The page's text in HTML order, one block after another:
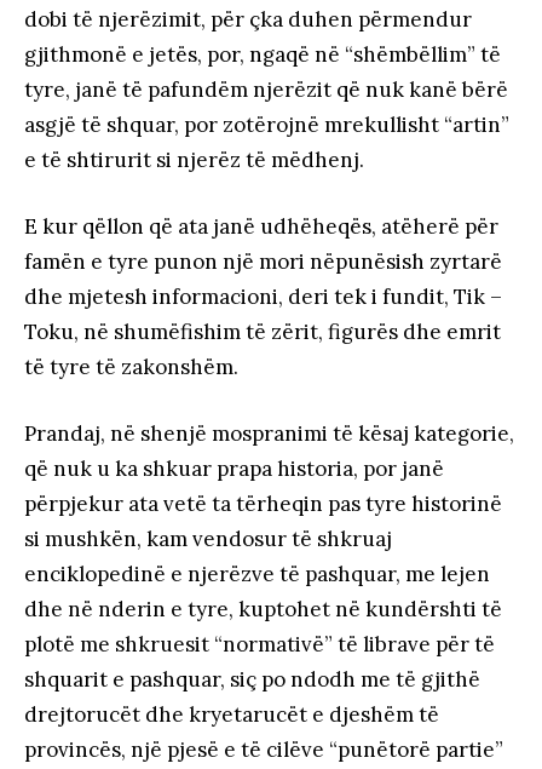
dobi të njerëzimit, për çka duhen përmendur
gjithmonë e jetës, por, ngaqë në “shëmbëllim” të
tyre, janë të pafundëm njerëzit që nuk kanë bërë
asgjë të shquar, por zotërojnë mrekullisht “artin”
e të shtirurit si njerëz të mëdhenj.
E kur qëllon që ata janë udhëheqës, atëherë për
famën e tyre punon një mori nëpunësish zyrtarë
dhe mjetesh informacioni, deri tek i fundit, Tik –
Toku, në shumëfishim të zërit, figurës dhe emrit
të tyre të zakonshëm.
Prandaj, në shenjë mospranimi të kësaj kategorie,
që nuk u ka shkuar prapa historia, por janë
përpjekur ata vetë ta tërheqin pas tyre historinë
si mushkën, kam vendosur të shkruaj
enciklopedinë e njerëzve të pashquar, me lejen
dhe në nderin e tyre, kuptohet në kundërshti të
plotë me shkruesit “normativë” të librave për të
shquarit e pashquar, siç po ndodh me të gjithë
drejtorucët dhe kryetarucët e djeshëm të
provincës, një pjesë e të cilëve “punëtorë partie”